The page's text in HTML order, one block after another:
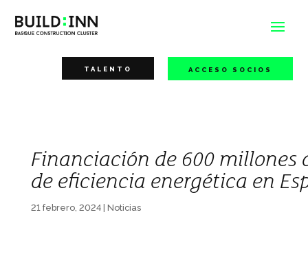
TALENTO ACCESO SOCIOS
Financiación de 600 millones
de eficiencia energética en
21 febrero, 2024| Noticias